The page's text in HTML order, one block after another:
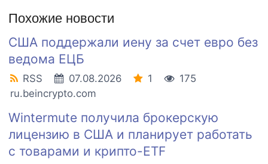
Похожие новости
США поддержали иену за счет евро без
ведома ЕЦБ
RSS 07.08.2026 1
175
ru.beincrypto.com
Wintermute получила брокерскую
лицензию в США и планирует работать
с товарами и крипто-ETF